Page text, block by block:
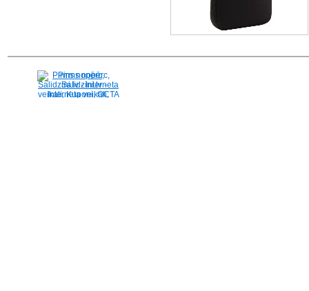
Pirms nopērc,
Salidzini.lv - Interneta
veikali, Kuponi, OCTA